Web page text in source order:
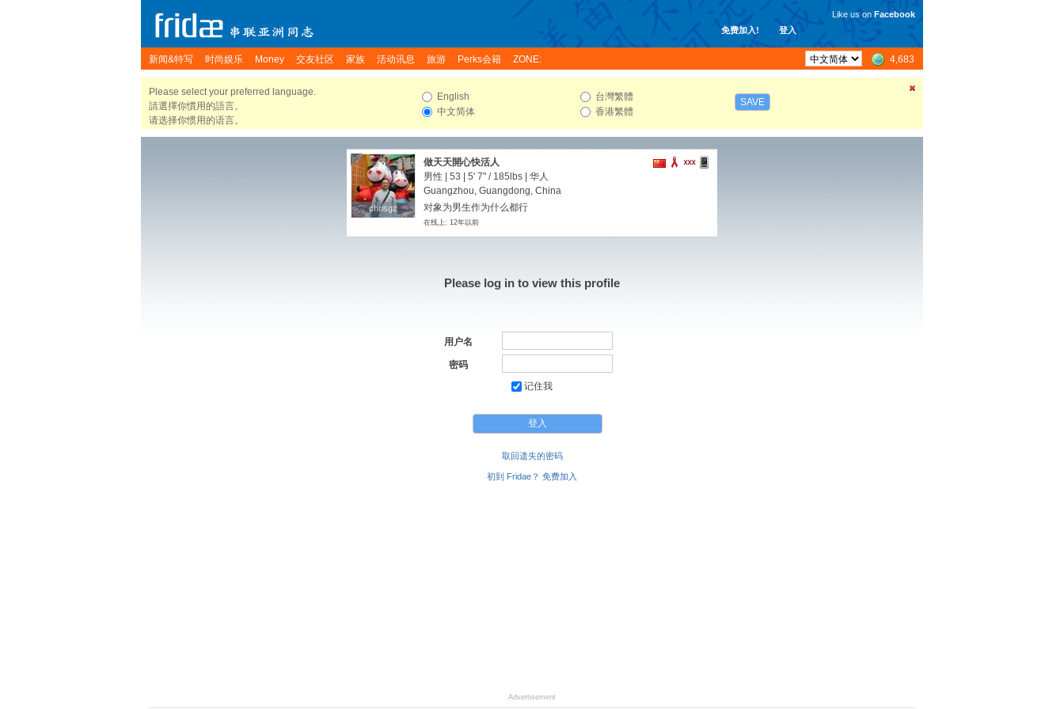
免费加入! 登入
Like us on Facebook
新闻&特写 时尚娱乐 Money 交友社区 家族 活动讯息 旅游 Perks会籍 ZONE: 4,683
Please select your preferred language.
請選擇你慣用的語言。
请选择你惯用的语言。
English
中文简体
台灣繁體
香港繁體
SAVE
chrisgz
chrisgz
做天天開心快活人
男性 | 53 | 5' 7" / 185lbs | 华人
Guangzhou, Guangdong, China
对象为男生作为什么都行
在线上: 12年以前
Please log in to view this profile
用户名
密码
记住我
取回遗失的密码
初到 Fridae？ 免费加入
Advertisement